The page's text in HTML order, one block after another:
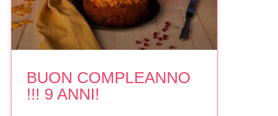
BUON COMPLEANNO
!!! 9 ANNI!